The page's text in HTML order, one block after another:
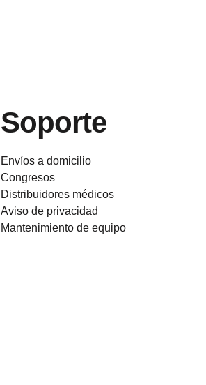
Soporte
Envíos a domicilio
Congresos
Distribuidores médicos
Aviso de privacidad
Mantenimiento de equipo